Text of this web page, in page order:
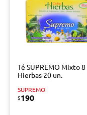
Té SUPREMO Mixto 8
Hierbas 20 un.
SUPREMO
$190